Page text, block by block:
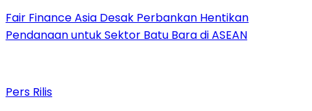
Fair Finance Asia Desak Perbankan Hentikan
Pendanaan untuk Sektor Batu Bara di ASEAN
Pers Rilis